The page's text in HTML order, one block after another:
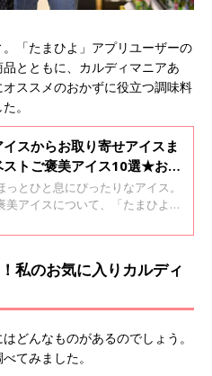
「たまひよ」アプリユーザーの
とともに、カルディマニアあ
ススメのおかずに役立つ調味料
。
スからお取り寄せアイスま
ストご褒美アイス10選★お取
究家のおすすめも
とひと息にぴったりなアイス。
美アイスについて、「たまひよ」
のaiko＊さんにとっておきの逸品
私のお気に入りカルディ
どんなものがあるのでしょう。
てみました。